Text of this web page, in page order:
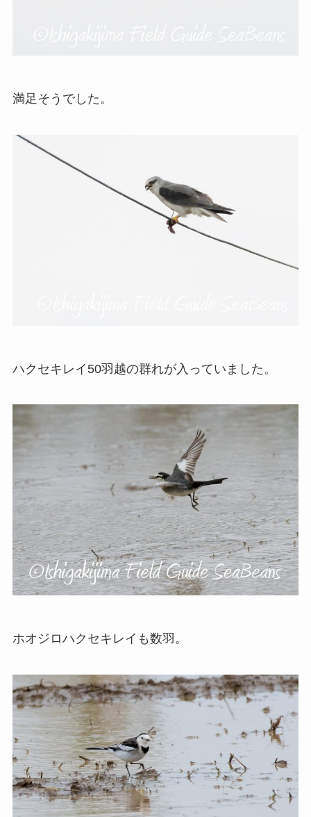
満足そうでした。
ハクセキレイ50羽越の群れが入っていました。
ホオジロハクセキレイも数羽。